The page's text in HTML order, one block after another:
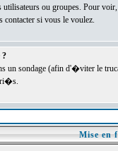
ou groupes. Pour
si vous le voulez.
?
un sondage (afin d'�viter le
Mise en